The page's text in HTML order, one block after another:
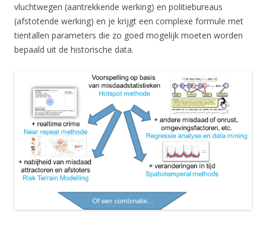
vluchtwegen (aantrekkende werking) en politiebureaus
(afstotende werking) en je krijgt een complexe formule met
tientallen parameters die zo goed mogelijk moeten worden
bepaald uit de historische data.